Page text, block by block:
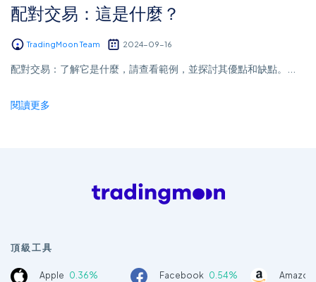
配對交易：這是什麼？
TradingMoon Team 2024-09-16
配對交易：了解它是什麼，請查看範例，並探討其優點和缺點。...
閱讀更多
頂級工具
Apple 0.36% Facebook 0.54%